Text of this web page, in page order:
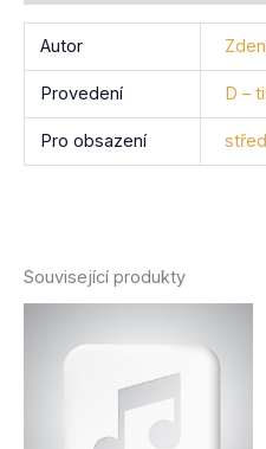
Autor
Provedení D –
Pro obsazení
Související produkty